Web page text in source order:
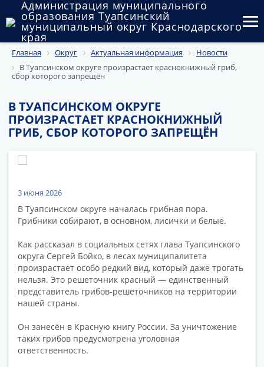
Администрация муниципального
образования Туапсинский
муниципальный округ Краснодарского
края
Округ
Администрация
Муниципальные закупки
Государственный и муниципальный контроль
Муниципальное имущество
Документы
Главная Округ Актуальная информация
Новости
В Туапсинском округе произрастает краснокнижный гриб,
сбор которого запрещён
В ТУАПСИНСКОМ ОКРУГЕ
ПРОИЗРАСТАЕТ КРАСНОКНИЖНЫЙ
ГРИБ, СБОР КОТОРОГО ЗАПРЕЩЁН
3 июня 2026
В Туапсинском округе началась грибная пора.
Грибники собирают, в основном, лисички и белые.
Как рассказал в социальных сетях глава Туапсинского
округа Сергей Бойко, в лесах муниципалитета
произрастает особо редкий вид, который даже трогать
нельзя. Это решеточник красный — единственный
представитель грибов-решеточников на территории
нашей страны.
Он занесён в Красную книгу России. За уничтожение
таких грибов предусмотрена уголовная
ответственность.